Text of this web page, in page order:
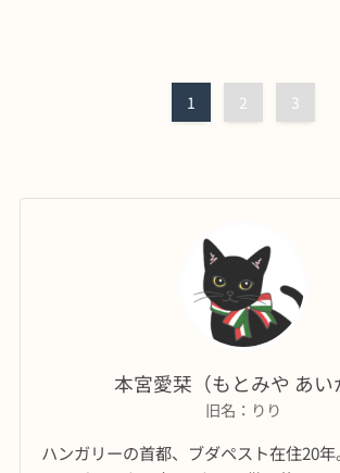
1 2 3
本宮愛栞（もとみや あい
旧名：りり
ハンガリーの首都、ブダペスト在住20年